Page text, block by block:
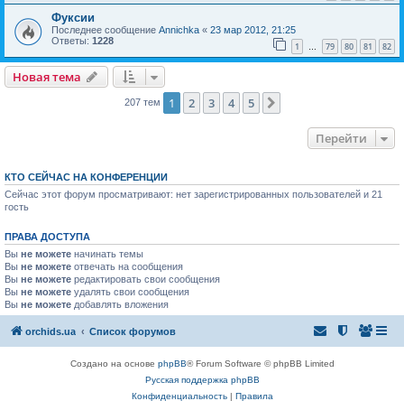
Фуксии
Последнее сообщение Annichka « 23 мар 2012, 21:25
Ответы: 1228 1 … 79 80 81 82
Новая тема
207 тем 1 2 3 4 5
Перейти
КТО СЕЙЧАС НА КОНФЕРЕНЦИИ
Сейчас этот форум просматривают: нет зарегистрированных пользователей и 21
гость
ПРАВА ДОСТУПА
Вы не можете начинать темы
Вы не можете отвечать на сообщения
Вы не можете редактировать свои сообщения
Вы не можете удалять свои сообщения
Вы не можете добавлять вложения
orchids.ua Список форумов
Создано на основе phpBB® Forum Software © phpBB Limited
Русская поддержка phpBB
Конфиденциальность| Правила